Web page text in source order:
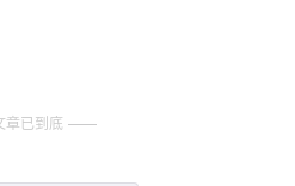
章已到底